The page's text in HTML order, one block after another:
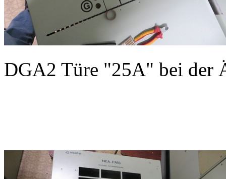
DGA2 Türe "25A" bei der